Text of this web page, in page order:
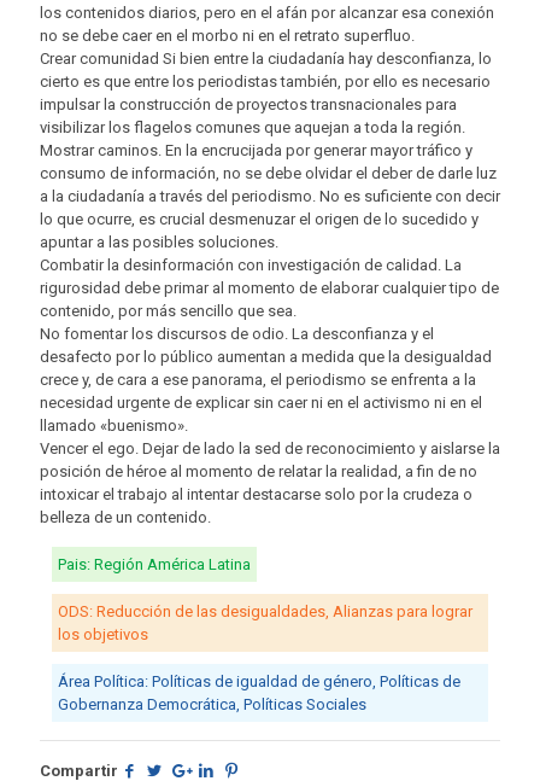
los contenidos diarios, pero en el afán por alcanzar esa conexión
no se debe caer en el morbo ni en el retrato superfluo.
Crear comunidad Si bien entre la ciudadanía hay desconfianza, lo
cierto es que entre los periodistas también, por ello es necesario
impulsar la construcción de proyectos transnacionales para
visibilizar los flagelos comunes que aquejan a toda la región.
Mostrar caminos. En la encrucijada por generar mayor tráfico y
consumo de información, no se debe olvidar el deber de darle luz
a la ciudadanía a través del periodismo. No es suficiente con decir
lo que ocurre, es crucial desmenuzar el origen de lo sucedido y
apuntar a las posibles soluciones.
Combatir la desinformación con investigación de calidad. La
rigurosidad debe primar al momento de elaborar cualquier tipo de
contenido, por más sencillo que sea.
No fomentar los discursos de odio. La desconfianza y el
desafecto por lo público aumentan a medida que la desigualdad
crece y, de cara a ese panorama, el periodismo se enfrenta a la
necesidad urgente de explicar sin caer ni en el activismo ni en el
llamado «buenismo».
Vencer el ego. Dejar de lado la sed de reconocimiento y aislarse la
posición de héroe al momento de relatar la realidad, a fin de no
intoxicar el trabajo al intentar destacarse solo por la crudeza o
belleza de un contenido.
Pais: Región América Latina
ODS: Reducción de las desigualdades, Alianzas para lograr
los objetivos
Área Política: Políticas de igualdad de género, Políticas de
Gobernanza Democrática, Políticas Sociales
Compartir